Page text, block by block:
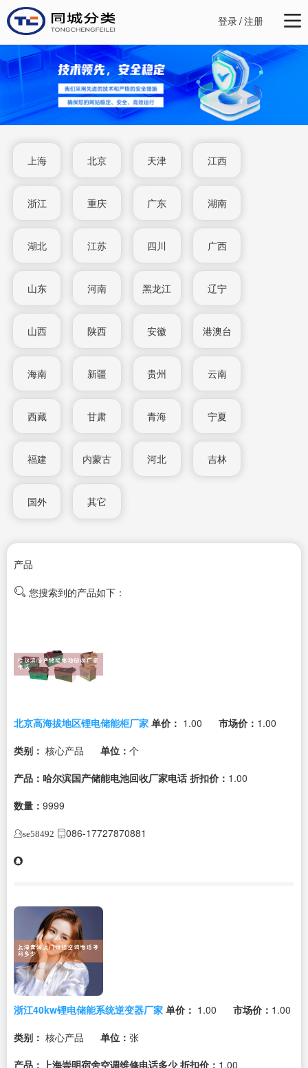
登录/注册
上海 北京 天津 江西
浙江 重庆 广东 湖南
湖北 江苏 四川 广西
山东 河南 黑龙江 辽宁
山西 陕西 安徽 港澳台
海南 新疆 贵州 云南
西藏 甘肃 青海 宁夏
福建 内蒙古 河北 吉林
国外 其它
产品
您搜索到的产品如下：
北京高海拔地区锂电储能柜厂家 单价： 1.00 市场价： 1.00
类别： 核心产品 单位： 个
产品：哈尔滨国产储能电池回收厂家电话 折扣价： 1.00
数量： 9999
se58492 086-17727870881
浙江40kw锂电储能系统逆变器厂家 单价： 1.00 市场价： 1.00
类别： 核心产品 单位： 张
产品：上海崇明宿舍空调维修电话多少 折扣价： 1.00